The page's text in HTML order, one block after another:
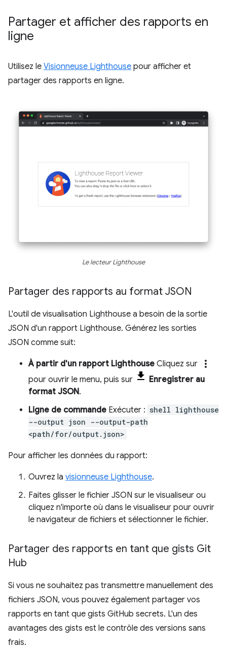
Partager et afficher des rapports en
ligne
Utilisez le Visionneuse Lighthouse pour afficher et
partager des rapports en ligne.
Le lecteur Lighthouse
Partager des rapports au format JSON
L'outil de visualisation Lighthouse a besoin de la sortie
JSON d'un rapport Lighthouse. Générez les sorties
JSON comme suit:
À partir d'un rapport Lighthouse Cliquez sur more_vert
pour ouvrir le menu, puis sur
Enregistrer au
format JSON.
Ligne de commande Exécuter : shell lighthouse
--output json --output-path
<path/for/output.json>
Pour afficher les données du rapport:
Ouvrez la visionneuse Lighthouse.
Faites glisser le fichier JSON sur le visualiseur ou
cliquez n'importe où dans le visualiseur pour ouvrir
le navigateur de fichiers et sélectionner le fichier.
Partager des rapports en tant que gists Git
Hub
Si vous ne souhaitez pas transmettre manuellement des
fichiers JSON, vous pouvez également partager vos
rapports en tant que gists GitHub secrets. L'un des
avantages des gists est le contrôle des versions sans
frais.